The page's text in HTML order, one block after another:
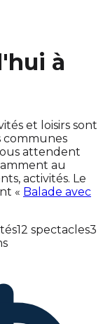
à
et loisirs sont
communes
attendent
au
activités. Le
« Balade avec
12 spectacles3